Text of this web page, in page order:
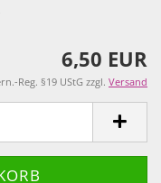
6,50 EUR
Reg. §19 UStG zzgl. Versand